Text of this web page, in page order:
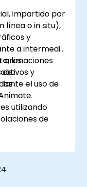
impartido por
línea o in situ),
y
a intermedio
animaciones
y
el uso de
los
utilizando
de
y